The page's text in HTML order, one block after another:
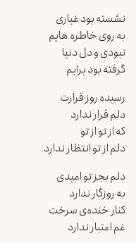
نشسته بود غباری
به روی خاطره هایم
نبودی و دل دنیا
گرفته بود برایم
رسیده روز قرارت
دلم قرار ندارد
که از تو از تو
دلم از تو انتظار ندارد
دلم بجز تو امیدی
به روزگار ندارد
کنار خنده‌ی سرخت
غم اعتبار ندارد